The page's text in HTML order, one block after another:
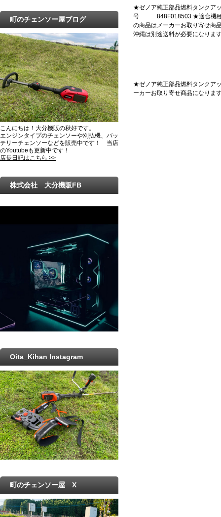
★ゼノア純正部品燃料タンクア
号 848F018503 ★適合機
の商品はメーカーお取り寄せ商
沖縄は別途送料が必要になりま
★ゼノア純正部品燃料タン
ーカーお取り寄せ商品になりま
町のチェンソー屋ブログ
こんにちは！大分機販の秋好です。
エンジンタイプのチェンソーや刈払機、バッ
テリーチェンソーなどを販売中です！ 当店
のYoutubeも更新中です！
店長日記はこちら >>
株式会社 大分機販FB
Oita_Kihan Instagram
町のチェンソー屋 X